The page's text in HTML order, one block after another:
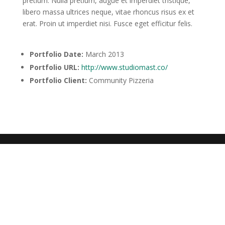
libero massa ultrices neque, vitae rhoncus risus ex et
erat. Proin ut imperdiet nisi. Fusce eget efficitur felis.
Portfolio Date: March 2013
Portfolio URL: http://www.studiomast.co/
Portfolio Client: Community Pizzeria